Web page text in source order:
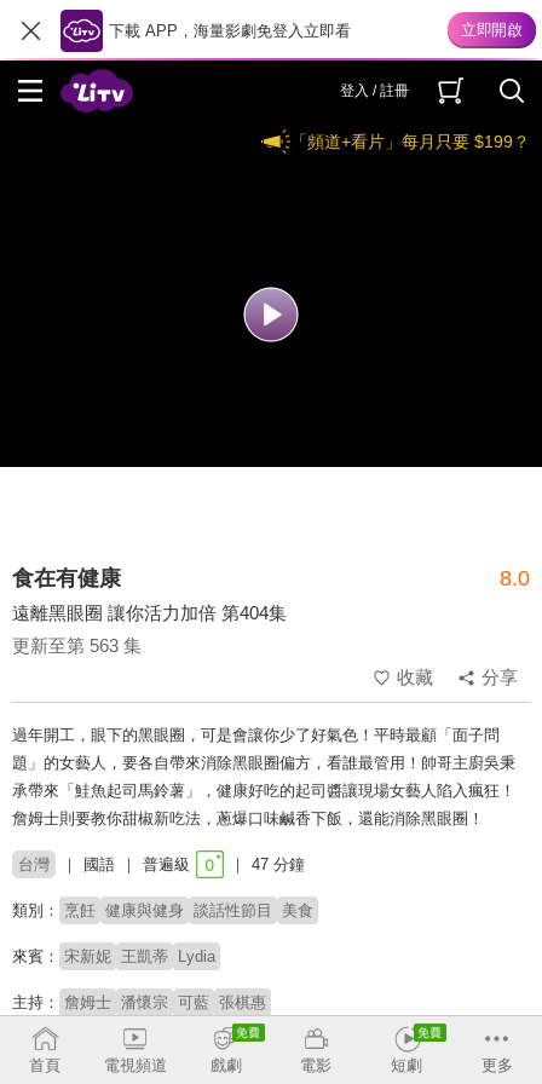
下載 APP，海量影劇免登入立即看
登入 / 註冊
「頻道+看片」每月只要 $199？
食在有健康 8.0
遠離黑眼圈 讓你活力加倍 第404集
更新至第 563 集
收藏
分享
過年開工，眼下的黑眼圈，可是會讓你少了好氣色！平時最顧「面子問
題」的女藝人，要各自帶來消除黑眼圈偏方，看誰最管用！帥哥主廚吳秉
承帶來「鮭魚起司馬鈴薯」，健康好吃的起司醬讓現場女藝人陷入瘋狂！
詹姆士則要教你甜椒新吃法，蔥爆口味鹹香下飯，還能消除黑眼圈！
台灣 國語 普遍級 47 分鐘
類別： 烹飪 健康與健身 談話性節目 美食
來賓： 宋新妮 王凱蒂 Lydia
主持： 詹姆士 潘懷宗 可藍 張棋惠
# 健康保健
# 料理
首頁
電視頻道 戲劇 電影 短劇 更多